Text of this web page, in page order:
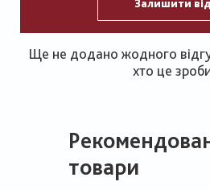
Залишити
Ще не додано жодного
хто це
товари